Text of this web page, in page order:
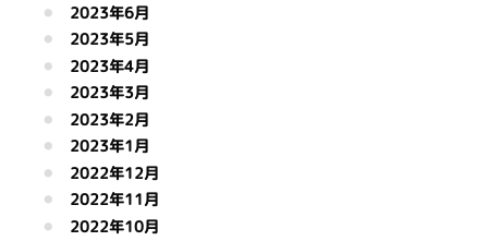
2023年6月
2023年5月
2023年4月
2023年3月
2023年2月
2023年1月
2022年12月
2022年11月
2022年10月